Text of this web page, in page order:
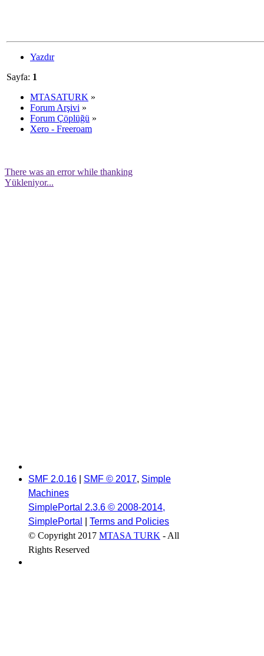
Yazdır
Sayfa: 1
MTASATURK »
Forum Arşivi »
Forum Çöplüğü »
Xero - Freeroam
There was an error while thanking
Yükleniyor...
SMF 2.0.16 SMF © 2017, Simple
Machines
SimplePortal 2.3.6 © 2008-2014,
SimplePortal
Terms and Policies
© Copyright 2017 MTASA TURK - All
Rights Reserved